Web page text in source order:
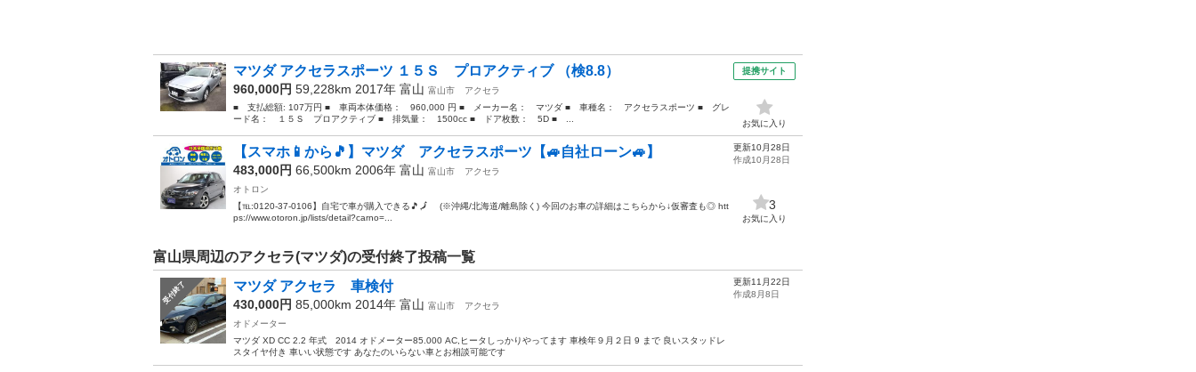
マツダ アクセラスポーツ １５Ｓ プロアクティブ （検8.8）
960,000円 59,228km 2017年 富山 富山市
アクセラ
■ 支払総額: 107万円 ■ 車両本体価格： 960,000 円 ■ メーカー名： マツダ ■ 車種名： アクセラスポーツ ■ グレ
ード名： １５Ｓ プロアクティブ ■ 排気量： 1500cc ■ ドア枚数： 5D ■ ...
提携サイト
お気に入り
【スマホ📱から🎵】マツダ アクセラスポーツ【🚙自社ローン🚙】
483,000円 66,500km 2006年 富山 富山市
アクセラ
オトロン
【℡:0120-37-0106】自宅で車が購入できる🎵🗾 (※沖縄/北海道/離島除く) 今回のお車の詳細はこちらから↓仮審査も◎ htt
ps://www.otoron.jp/lists/detail?carno=...
更新10月28日
作成10月28日
3
お気に入り
富山県周辺のアクセラ(マツダ)の受付終了投稿一覧
受付終了 マツダ アクセラ 車検付
430,000円 85,000km 2014年 富山 富山市
アクセラ
オドメーター
マツダ XD CC 2.2 年式 2014 オドメーター85.000 AC,ヒータしっかりやってます 車検年９月２日 9 まで 良いスタッドレ
スタイヤ付き 車いい状態です あなたのいらない車とお相談可能です
更新11月22日
作成8月8日